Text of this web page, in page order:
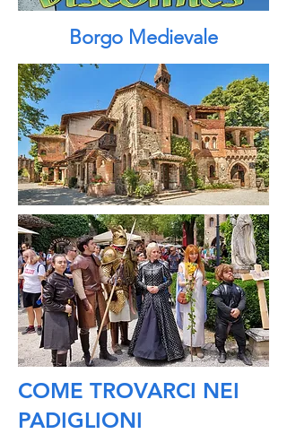
Borgo Medievale
COME TROVARCI NEI
PADIGLIONI